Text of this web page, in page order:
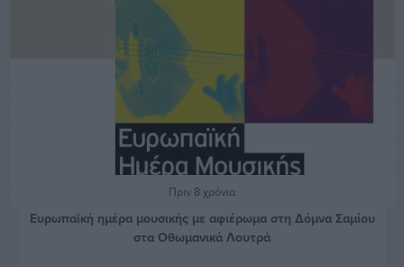
Πριν 8 χρόνια
Ευρωπαϊκή ημέρα μουσικής με αφιέρωμα στη Δόμνα Σαμίου
στα Οθωμανικά Λουτρά